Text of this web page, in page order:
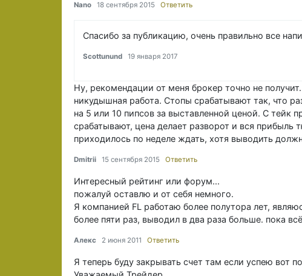
Nano 18 сентября 2015 Ответить
Спасибо за публикацию, очень правильно все
Scottunund 19 января 2017
Ну, рекомендации от меня брокер точно не
никудышная работа. Стопы срабатывают так, что
на 5 или 10 пипсов за выставленной ценой. С тейк
срабатывают, цена делает разворот и вся прибыль
приходилось по неделе ждать, хотя выводить
Dmitrii 15 сентября 2015 Ответить
Интересный рейтинг или форум...
пожалуй оставлю и от себя немного.
Я компанией FL работаю более полутора лет,
более пяти раз, выводил в два раза больше. пока
Алекс 2 июня 2011 Ответить
Я теперь буду закрывать счет там если успею вот